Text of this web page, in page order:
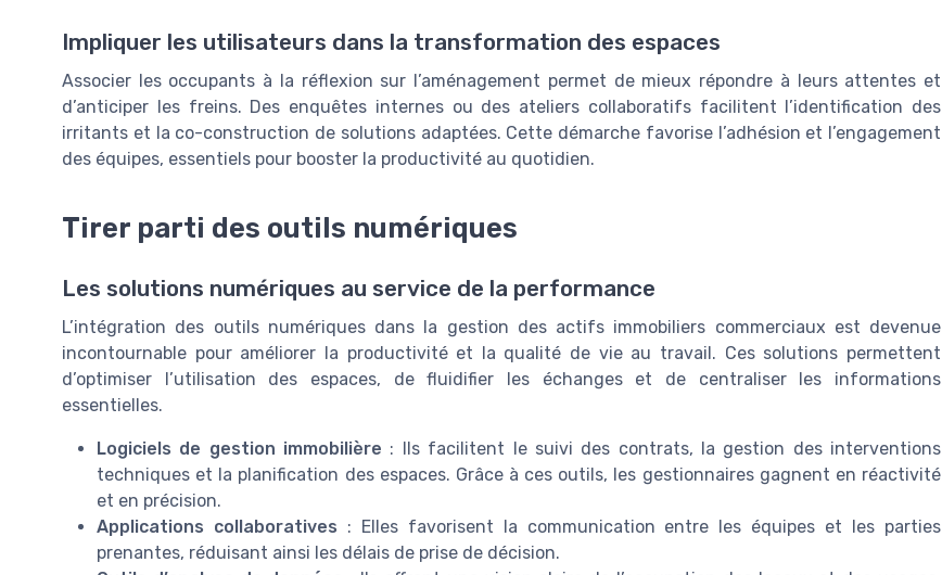
Impliquer les utilisateurs dans la transformation des espaces
Associer les occupants à la réflexion sur l’aménagement permet de mieux répondre à leurs attentes et
d’anticiper les freins. Des enquêtes internes ou des ateliers collaboratifs facilitent l’identification des
irritants et la co-construction de solutions adaptées. Cette démarche favorise l’adhésion et l’engagement
des équipes, essentiels pour booster la productivité au quotidien.
Tirer parti des outils numériques
Les solutions numériques au service de la performance
L’intégration des outils numériques dans la gestion des actifs immobiliers commerciaux est devenue
incontournable pour améliorer la productivité et la qualité de vie au travail. Ces solutions permettent
d’optimiser l’utilisation des espaces, de fluidifier les échanges et de centraliser les informations
essentielles.
Logiciels de gestion immobilière : Ils facilitent le suivi des contrats, la gestion des interventions
techniques et la planification des espaces. Grâce à ces outils, les gestionnaires gagnent en réactivité
et en précision.
Applications collaboratives : Elles favorisent la communication entre les équipes et les parties
prenantes, réduisant ainsi les délais de prise de décision.